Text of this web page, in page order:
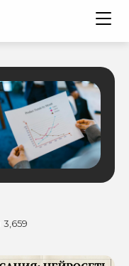
3,659